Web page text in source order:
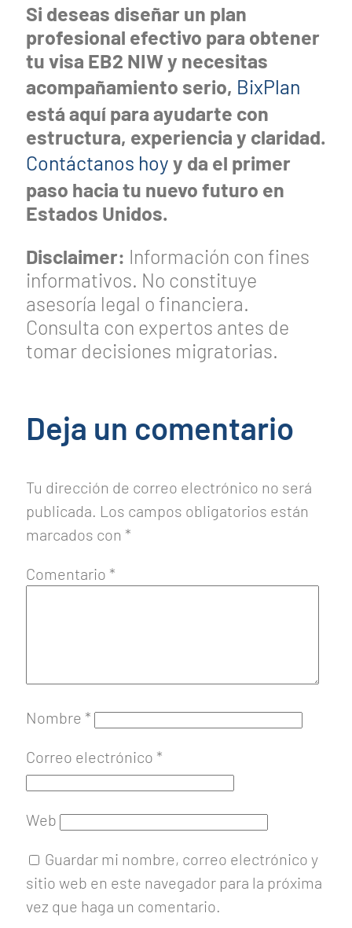
Si deseas diseñar un plan
profesional efectivo para obtener
tu visa EB2 NIW y necesitas
acompañamiento serio, BixPlan
está aquí para ayudarte con
estructura, experiencia y claridad.
Contáctanos hoy y da el primer
paso hacia tu nuevo futuro en
Estados Unidos.
Disclaimer: Información con fines
informativos. No constituye
asesoría legal o financiera.
Consulta con expertos antes de
tomar decisiones migratorias.
Deja un comentario
Tu dirección de correo electrónico no será
publicada. Los campos obligatorios están
marcados con *
Comentario *
Nombre *
Correo electrónico *
Web
Guardar mi nombre, correo electrónico y
sitio web en este navegador para la próxima
vez que haga un comentario.